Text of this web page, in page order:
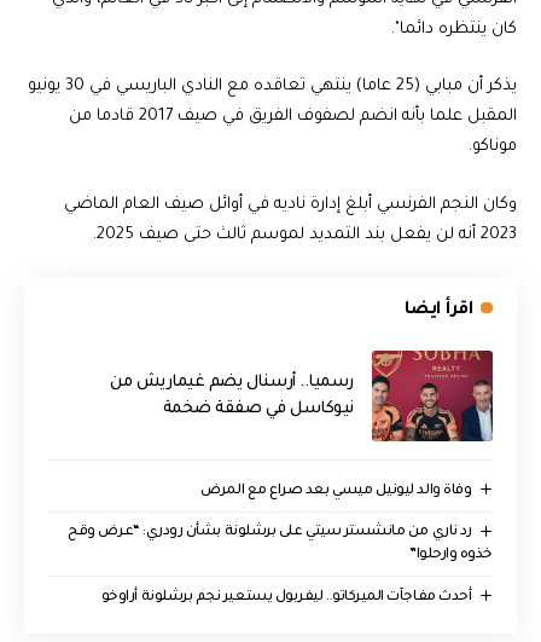
كان ينتظره دائما".
يذكر أن مبابي (25 عاما) ينتهي تعاقده مع النادي الباريسي في 30 يونيو
المقبل علما بأنه انضم لصفوف الفريق في صيف 2017 قادما من
موناكو.
وكان النجم الفرنسي أبلغ إدارة ناديه في أوائل صيف العام الماضي
2023 أنه لن يفعل بند التمديد لموسم ثالث حتى صيف 2025.
اقرأ ايضا
رسميا.. أرسنال يضم غيماريش من
نيوكاسل في صفقة ضخمة
وفاة والد ليونيل ميسي بعد صراع مع المرض
رد ناري من مانشستر سيتي على برشلونة بشأن رودري: “عرض وقح
خذوه وارحلوا”
أحدث مفاجآت الميركاتو.. ليفربول يستعير نجم برشلونة أراوخو